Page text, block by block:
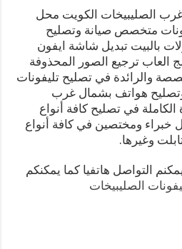
الصليبيخات الكويت محل
متخصص صيانة وتصليح
بالبيت تبديل شاشة ايفون
العاب ترجيع الصور المحذوفة
والرائدة في تصليح تليفونات
هواتف بشمال غرب
الكاملة في تصليح كافة أنواع
خبراء ومختصين في كافة أنواع
وغيرها.
التواصل هاتفيا كما يمكنكم
الصليبيخات